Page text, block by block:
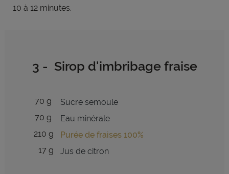
10 à 12 minutes.
3 - Sirop d'imbribage fraise
70 g
Sucre semoule
70 g
Eau minérale
210 g
Purée de fraises 100%
17 g
Jus de citron